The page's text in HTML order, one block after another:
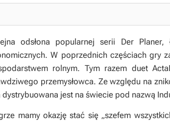
odsłona popularnej serii Der Planer,
W poprzednich częściach gry
rolnym. Tym razem duet
przemysłowca. Ze względu na
dystrybuowana jest na świecie pod nazwą
mamy okazję stać się „szefem